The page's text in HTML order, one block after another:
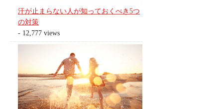
汗が止まらない人が知っておくべき5つ
の対策
- 12,777 views